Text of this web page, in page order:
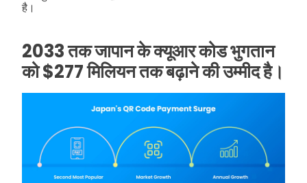
है।
2033 तक जापान के क्यूआर कोड भुगतान
को $277 मिलियन तक बढ़ाने की उम्मीद है।